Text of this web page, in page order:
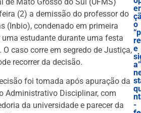
(2) a demissão do professor do
(Inbio), condenado em primeira
estudante durante uma festa
caso corre em segredo de Justiça,
recorrer da decisão.
foi tomada após apuração da
Administrativo Disciplinar, com
da universidade e parecer da
o
re
e
a”
-